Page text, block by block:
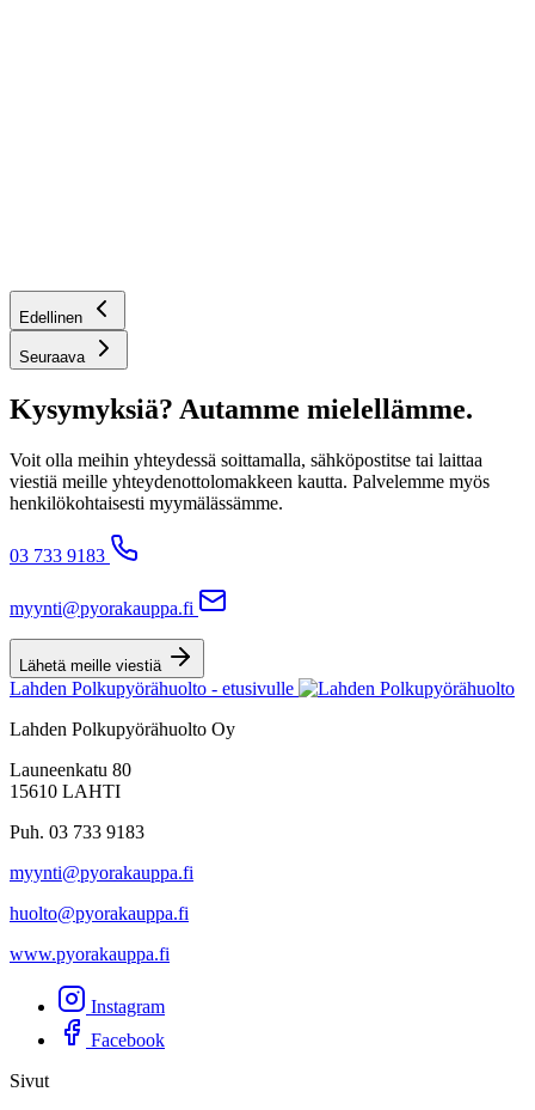
Edellinen
Seuraava
Kysymyksiä? Autamme mielellämme.
Voit olla meihin yhteydessä soittamalla, sähköpostitse tai laittaa
viestiä meille yhteydenottolomakkeen kautta. Palvelemme myös
henkilökohtaisesti myymälässämme.
03 733 9183
myynti@pyorakauppa.fi
Lähetä meille viestiä
Lahden Polkupyörähuolto - etusivulle
Lahden Polkupyörähuolto Oy
Launeenkatu 80
15610 LAHTI
Puh. 03 733 9183
myynti@pyorakauppa.fi
huolto@pyorakauppa.fi
www.pyorakauppa.fi
Instagram
Facebook
Sivut